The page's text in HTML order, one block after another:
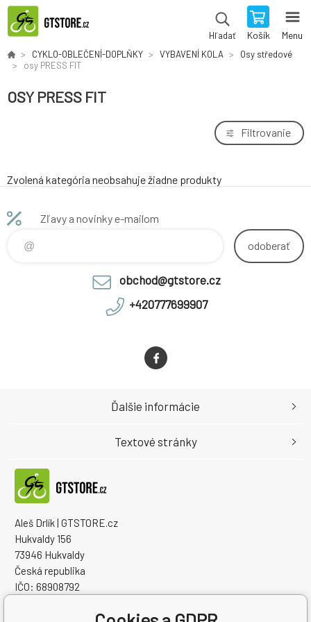
Hľadať Košík Menu
CYKLO-OBLEČENÍ-DOPLŇKY VYBAVENÍ KOLA
Osy středové
osy PRESS FIT
OSY PRESS FIT
Filtrovanie
Zvolená kategória neobsahuje žiadne produkty
Zľavy a novinky e-mailom
odoberať
obchod@gtstore.cz
+420777699907
Aleš Drlík | GTSTORE.cz
Hukvaldy 156
73946 Hukvaldy
Česká republika
IČO: 68908792
Ďalšie informácie
Textové stránky